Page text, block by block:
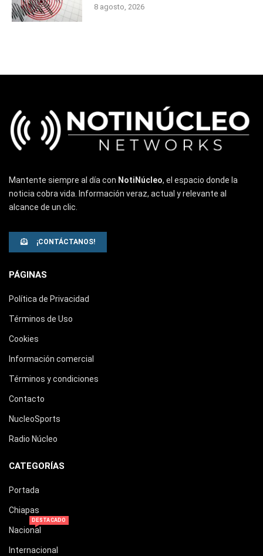
8 agosto, 2026
Mantente siempre al día con NotiNúcleo, el espacio donde la
noticia cobra vida. Información veraz, actual y relevante al
alcance de un clic.
¡CONTÁCTANOS!
PÁGINAS
Política de Privacidad
Términos de Uso
Cookies
Información comercial
Términos y condiciones
Contacto
NucleoSports
Radio Núcleo
CATEGORÍAS
Portada
Chiapas
Nacional
DESTACADO
Internacional